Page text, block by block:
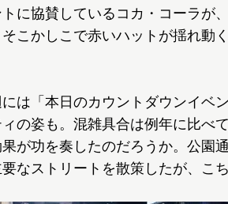
に協賛しているコカ・コーラが
こかしこで赤いハットが揺れ動
は「本日のカウントダウンイベ
の姿も。混雑具合は例年に比べ
が功を奏したのだろうか。公園
なストリートを散策したが、こ